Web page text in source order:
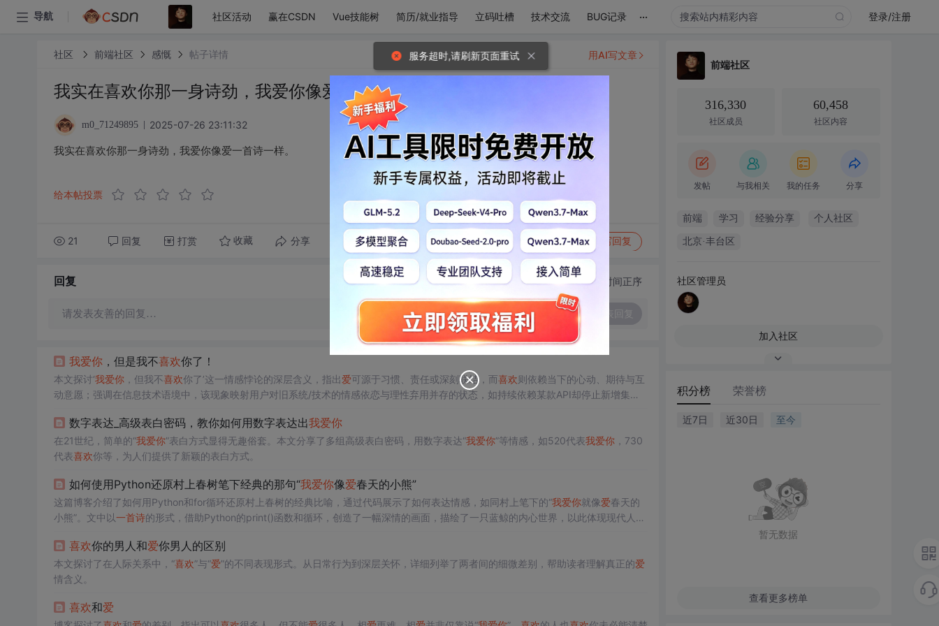
导航 社区活动 赢在CSDN Vue技能树 简历/就业指导 立码吐槽 技术交流 BUG记录 ... 登录/注册
社区 前端社区 感慨 帖子详情
我实在喜欢你那一身诗劲，我爱你像爱一首诗一样。
m0_71249895 2025-07-26 23:11:32
我实在喜欢你那一身诗劲，我爱你像爱一首诗一样。
给本帖投票
21 回复 打赏 收藏 分享 转发到动态 举报 写回复
用AI写文章
回复 切换为时间正序
请发表友善的回复…
我爱你，但是我不喜欢你了！
本文探讨‘我爱你，但我不喜欢你了’这一情感悖论的深层含义，指出爱可源于习惯、责任或深刻联结，而喜欢则依赖当下的心动、期待与互
动意愿；强调在信息技术语境中，该现象映射用户对旧系统/技术的情感依恋与理性弃用并存的状态，如持续依赖某款API却停止新增集
数字表达_高级表白密码，教你如何用数字表达出我爱你
在21世纪，简单的“我爱你”表白方式显得无趣俗套。本文分享了多组高级表白密码，用数字表达“我爱你”等情感，如520代表我爱你，730
代表喜欢你等，为人们提供了新颖的表白方式。
如何使用Python还原村上春树笔下经典的那句“我爱你像爱春天的小熊”
这篇博客介绍了如何用Python和for循环还原村上春树的经典比喻，通过代码展示了如何表达情感，如同村上笔下的“我爱你就像爱春天的
小熊”。文中以一首诗的形式，借助Python的print()函数和循环，创造了一幅深情的画面，描绘了一只蓝鲸的内心世界，以此体现现代人追
喜欢你的男人和爱你男人的区别
本文探讨了在人际关系中，“喜欢”与“爱”的不同表现形式。从日常行为到深层关怀，详细列举了两者间的细微差别，帮助读者理解真正的爱
情含义。
喜欢和爱
前端社区
316,330
社区成员
60,458
社区内容
发帖 与我相关 我的任务 分享
前端 学习 经验分享 个人社区
北京·丰台区
社区管理员
加入社区
积分榜 荣誉榜
近7日 近30日 至今
暂无数据
查看更多榜单
服务超时,请刷新页面重试